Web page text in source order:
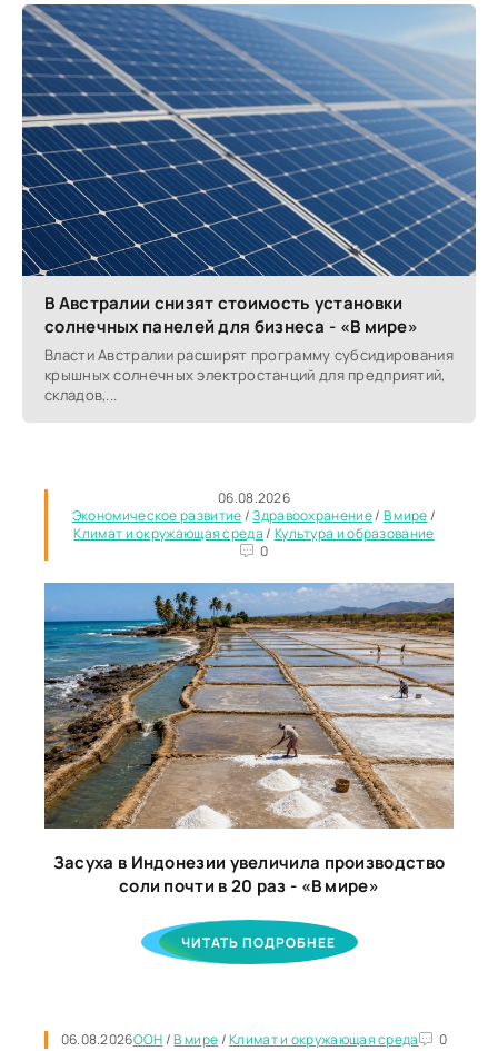
В Австралии снизят стоимость установки
солнечных панелей для бизнеса - «В мире»
Власти Австралии расширят программу субсидирования
крышных солнечных электростанций для предприятий,
складов,...
06.08.2026
Экономическое развитие/Здравоохранение/ В мире/
Климат и окружающая среда/ Культура и образование
0
Засуха в Индонезии увеличила производство
соли почти в 20 раз - «В мире»
ЧИТАТЬ ПОДРОБНЕЕ
06.08.2026ООН/В мире/Климат и окружающая среда 0